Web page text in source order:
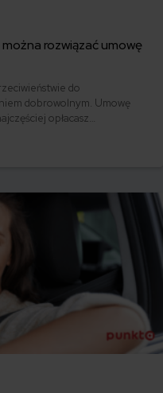
rozwiązać umowę
do
dobrowolnym. Umowę
opłacasz
w trakcie trwania